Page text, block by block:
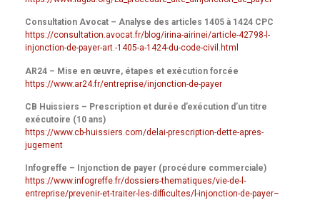
Consultation Avocat – Analyse des articles 1405 à 1424 CPC
https://consultation.avocat.fr/blog/irina-airinei/article-42798-l-
injonction-de-payer-art.-1405-a-1424-du-code-civil.html
AR24 – Mise en œuvre, étapes et exécution forcée
https://www.ar24.fr/entreprise/injonction-de-payer
CB Huissiers – Prescription et durée d’exécution d’un titre
exécutoire (10 ans)
https://www.cb-huissiers.com/delai-prescription-dette-apres-
jugement
Infogreffe – Injonction de payer (procédure commerciale)
https://www.infogreffe.fr/dossiers-thematiques/vie-de-l-
entreprise/prevenir-et-traiter-les-difficultes/l-injonction-de-payer–